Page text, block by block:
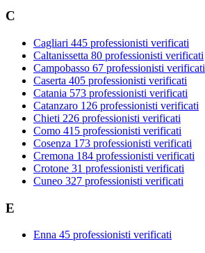
C
Cagliari 445 professionisti verificati
Caltanissetta 80 professionisti verificati
Campobasso 67 professionisti verificati
Caserta 405 professionisti verificati
Catania 573 professionisti verificati
Catanzaro 126 professionisti verificati
Chieti 226 professionisti verificati
Como 415 professionisti verificati
Cosenza 173 professionisti verificati
Cremona 184 professionisti verificati
Crotone 31 professionisti verificati
Cuneo 327 professionisti verificati
E
Enna 45 professionisti verificati